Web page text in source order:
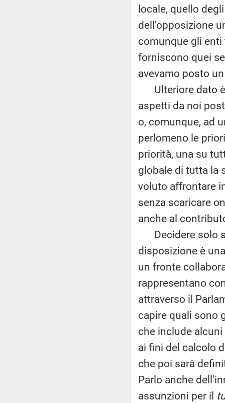
locale, quello
dell'opposizione
comunque gli
forniscono quei
avevamo posto
Ulteriore dato è
aspetti da noi
o, comunque, ad
perlomeno le
priorità, una su
globale di tutta la
voluto affrontare
senza scaricare
anche al
Decidere solo
disposizione è
un fronte
rappresentano
attraverso il
capire quali sono
che include
ai fini del calcolo
che poi sarà
Parlo anche
assunzioni per il